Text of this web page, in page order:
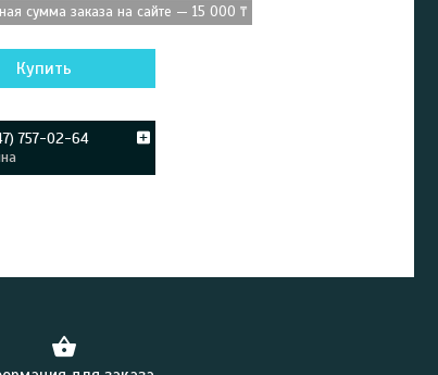
сумма заказа на сайте — 15 000 ₸
Купить
757-02-64